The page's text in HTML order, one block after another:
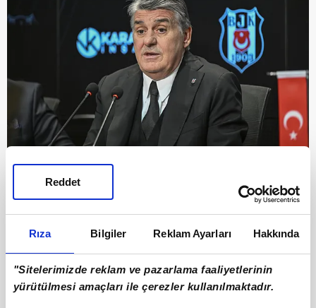
Rıza Bilgiler Reklam Ayarları Hakkında
"Sitelerimizde reklam ve pazarlama faaliyetlerinin
yürütülmesi amaçları ile çerezler kullanılmaktadır.
Reddet
"YUNAN POLİSİNİ KINIYORUM!"
"Yunanistan'daki pankart için Yunan polisini
kınıyorum! O terbiyesizliğe 40 sayı ile cevap
veren basketbol takımımızı kutluyorum ve
alkışlıyorum."